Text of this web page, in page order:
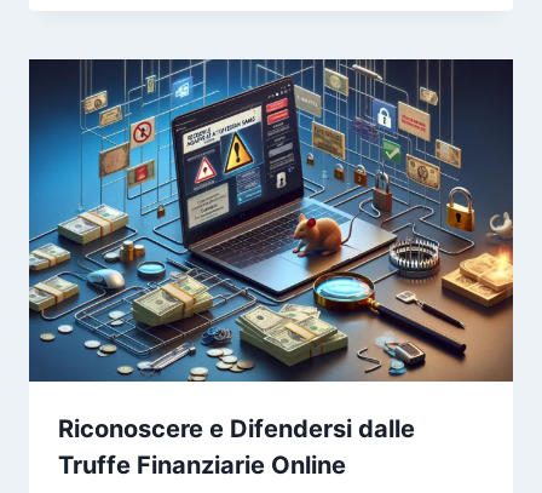
Riconoscere e Difendersi dalle
Truffe Finanziarie Online